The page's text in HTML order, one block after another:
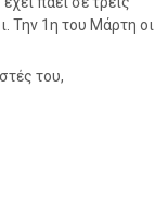
Την 1η του Μάρτη οι
του,